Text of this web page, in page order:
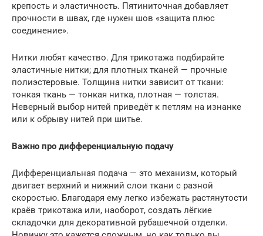
крепость и эластичность. Пятиниточная добавляет
прочности в швах, где нужен шов «защита плюс
соединение».
Нитки любят качество. Для трикотажа подбирайте
эластичные нитки; для плотных тканей — прочные
полиэстеровые. Толщина нитки зависит от ткани:
тонкая ткань — тонкая нитка, плотная — толстая.
Неверный выбор нитей приведёт к петлям на изнанке
или к обрыву нитей при шитье.
Важно про дифференциальную подачу
Дифференциальная подача — это механизм, который
двигает верхний и нижний слои ткани с разной
скоростью. Благодаря ему легко избежать растянутости
краёв трикотажа или, наоборот, создать лёгкие
складочки для декоративной рубашечной отделки.